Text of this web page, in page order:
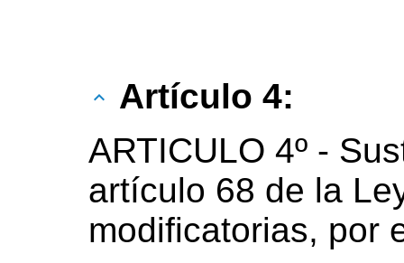
Artículo 4:
ARTICULO 4º -
artículo 68 de la
modificatorias, por